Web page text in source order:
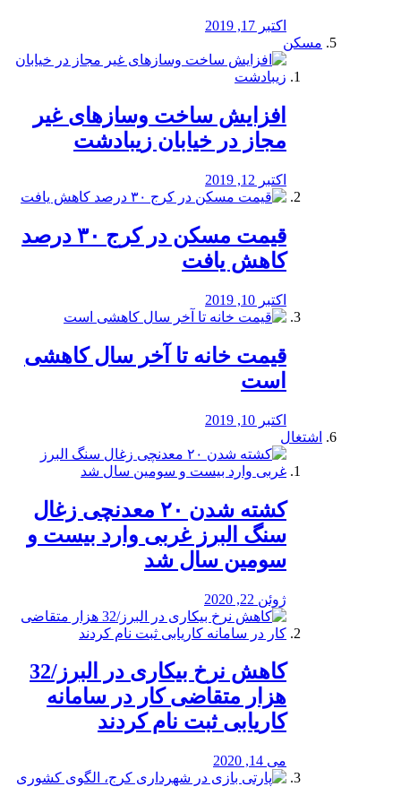
اکتبر 17, 2019
مسکن
افزایش ساخت وسازهای غیر
مجاز در خیابان زیبادشت
اکتبر 12, 2019
️قیمت مسکن در کرج ۳۰ درصد
کاهش یافت
اکتبر 10, 2019
قیمت خانه تا آخر سال کاهشی
است
اکتبر 10, 2019
اشتغال
کشته شدن ۲۰ معدنچی زغال
سنگ البرز غربی وارد بیست و
سومین سال شد
ژوئن 22, 2020
کاهش نرخ بیکاری در البرز/32
هزار متقاضی کار در سامانه
کاریابی ثبت نام کردند
می 14, 2020